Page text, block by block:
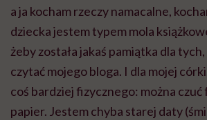
a ja kocham rzeczy namacalne,
dziecka jestem typem mola
żeby została jakaś pamiątka dla
czytać mojego bloga. I dla mojej
coś bardziej fizycznego: można czuć
papier. Jestem chyba starej daty